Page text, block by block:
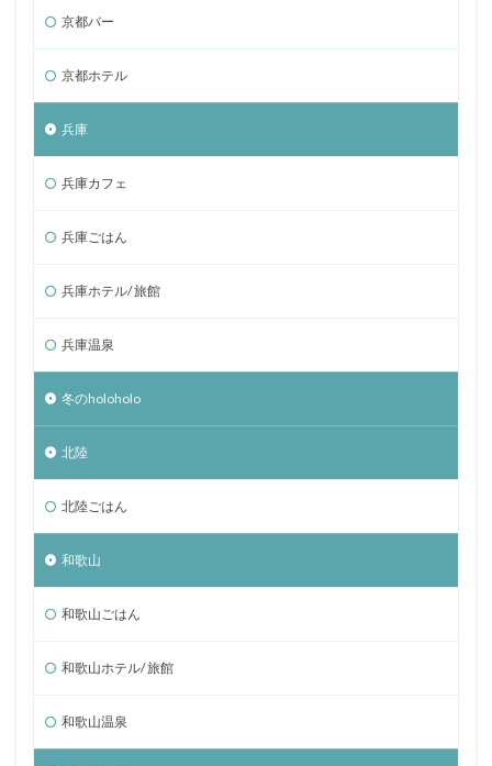
京都バー
京都ホテル
兵庫
兵庫カフェ
兵庫ごはん
兵庫ホテル/ 旅館
兵庫温泉
冬のholoholo
北陸
北陸ごはん
和歌山
和歌山ごはん
和歌山ホテル/ 旅館
和歌山温泉